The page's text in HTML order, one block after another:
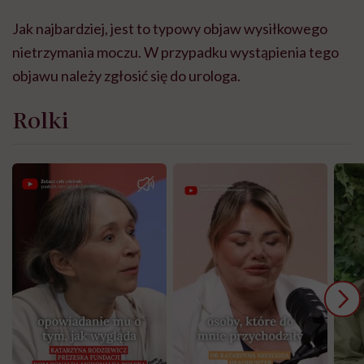
Jak najbardziej, jest to typowy objaw wysiłkowego
nietrzymania moczu. W przypadku wystąpienia tego
objawu należy zgłosić się do urologa.
Rolki